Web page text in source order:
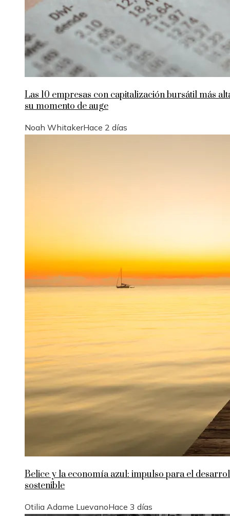
Las 10 empresas con capitalización bursátil más
su momento de auge
Noah WhitakerHace 2 días
Belice y la economía azul: impulso para el
sostenible
Otilia Adame LuevanoHace 3 días